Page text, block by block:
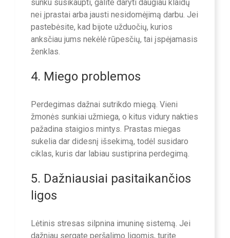
sunku susikaupti, galite daryti daugiau klaidų
nei įprastai arba jausti nesidomėjimą darbu. Jei
pastebėsite, kad bijote užduočių, kurios
anksčiau jums nekėlė rūpesčių, tai įspėjamasis
ženklas.
4. Miego problemos
Perdegimas dažnai sutrikdo miegą. Vieni
žmonės sunkiai užmiega, o kitus vidury nakties
pažadina staigios mintys. Prastas miegas
sukelia dar didesnį išsekimą, todėl susidaro
ciklas, kuris dar labiau sustiprina perdegimą.
5. Dažniausiai pasitaikančios
ligos
Lėtinis stresas silpnina imuninę sistemą. Jei
dažniau sergate peršalimo ligomis, turite